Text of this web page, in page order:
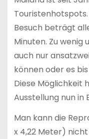
Besuch beträgt
Minuten. Zu
auch nur
können oder es
Diese Möglichkeit
Ausstellung nun in
Man kann die
x 4,22 Meter)